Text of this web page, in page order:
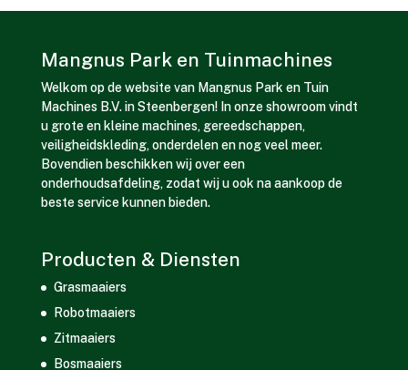
Mangnus Park en Tuinmachines
Welkom op de website van Mangnus Park en Tuin
Machines B.V. in Steenbergen! In onze showroom vindt
u grote en kleine machines, gereedschappen,
veiligheidskleding, onderdelen en nog veel meer.
Bovendien beschikken wij over een
onderhoudsafdeling, zodat wij u ook na aankoop de
beste service kunnen bieden.
Producten & Diensten
Grasmaaiers
Robotmaaiers
Zitmaaiers
Bosmaaiers